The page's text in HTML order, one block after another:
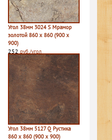
Угол 38мм 3024 S Мрамор
золотой 860 х 860 (900 х
900)
252 руб./угол
Угол 38мм 5127 Q Рустика
860 х 860 (900 х 900)